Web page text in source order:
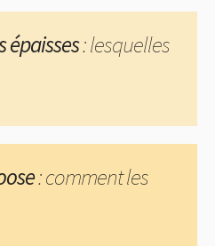
épaisses: lesquelles
: comment les